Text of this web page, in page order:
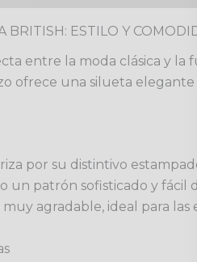
BRITISH: ESTILO Y
entre la moda clásica y
ofrece una silueta
por su distintivo
un patrón sofisticado y
agradable, ideal para